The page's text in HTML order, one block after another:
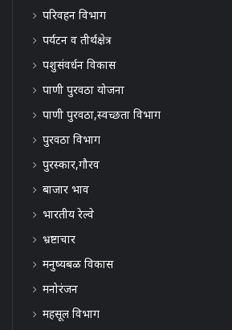
परिवहन विभाग
पर्यटन व तीर्थक्षेत्र
पशुसंवर्धन विकास
पाणी पुरवठा योजना
पाणी पुरवठा,स्वच्छता विभाग
पुरवठा विभाग
पुरस्कार,गौरव
बाजार भाव
भारतीय रेल्वे
भ्रष्टाचार
मनुष्यबळ विकास
मनोरंजन
महसूल विभाग